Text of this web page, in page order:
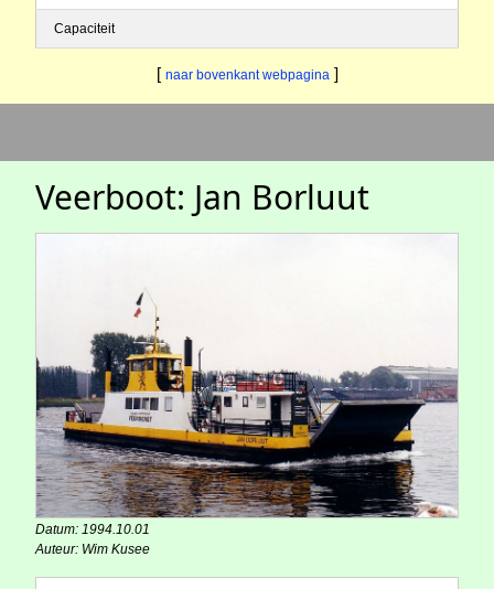
Capaciteit
[ naar bovenkant webpagina ]
Veerboot: Jan Borluut
Datum: 1994.10.01
Auteur: Wim Kusee